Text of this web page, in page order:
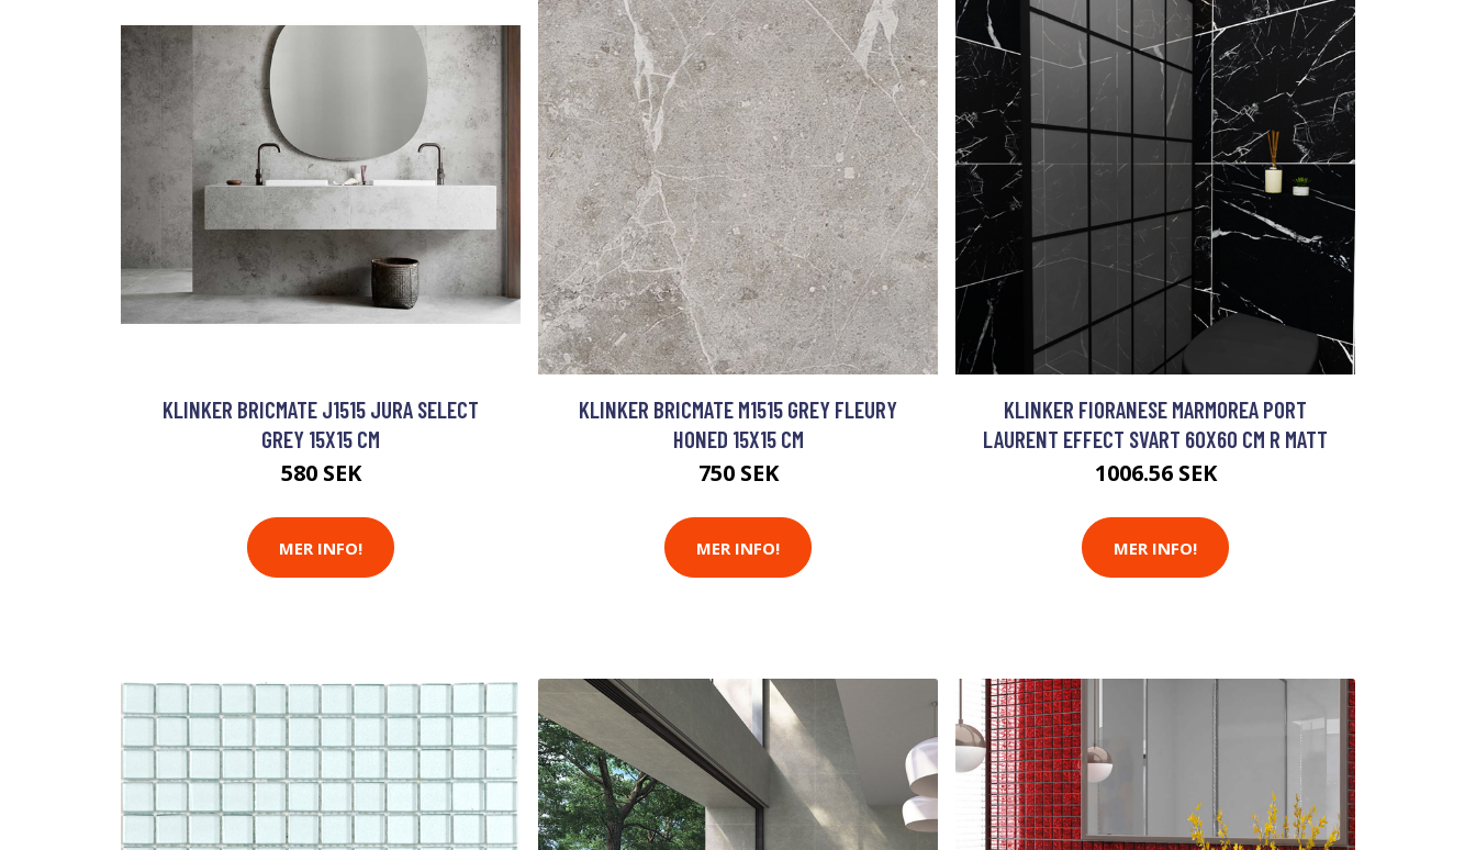
KLINKER BRICMATE J1515 JURA SELECT
GREY 15X15 CM
580 SEK
MER INFO!
KLINKER BRICMATE M1515 GREY FLEURY
HONED 15X15 CM
750 SEK
MER INFO!
KLINKER FIORANESE MARMOREA PORT
LAURENT EFFECT SVART 60X60 CM R MATT
1006.56 SEK
MER INFO!